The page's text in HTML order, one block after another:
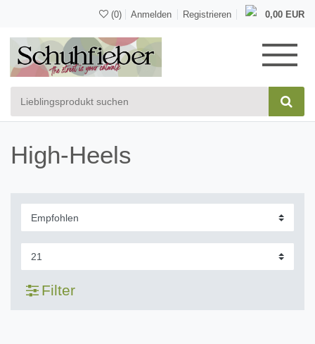
(0) Anmelden Registrieren 0,00 EUR
High-Heels
Filter